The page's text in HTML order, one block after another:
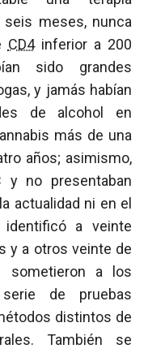
meses, nunca
CD4inferior a 200
sido grandes
y jamás habían
de alcohol en
más de una
años; asimismo,
no presentaban
actualidad ni en el
a veinte
y a otros veinte de
sometieron a los
de pruebas
distintos de
También se